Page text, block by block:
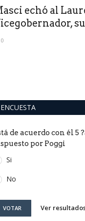
echó al
0
ENCUESTA
de acuerdo con él 5
por Poggi
Si
No
VOTAR Ver